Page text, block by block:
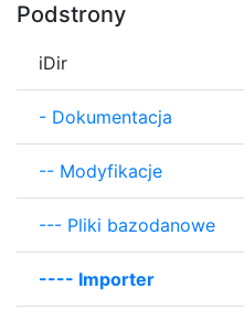
Podstrony
iDir
- Dokumentacja
-- Modyfikacje
--- Pliki bazodanowe
---- Importer